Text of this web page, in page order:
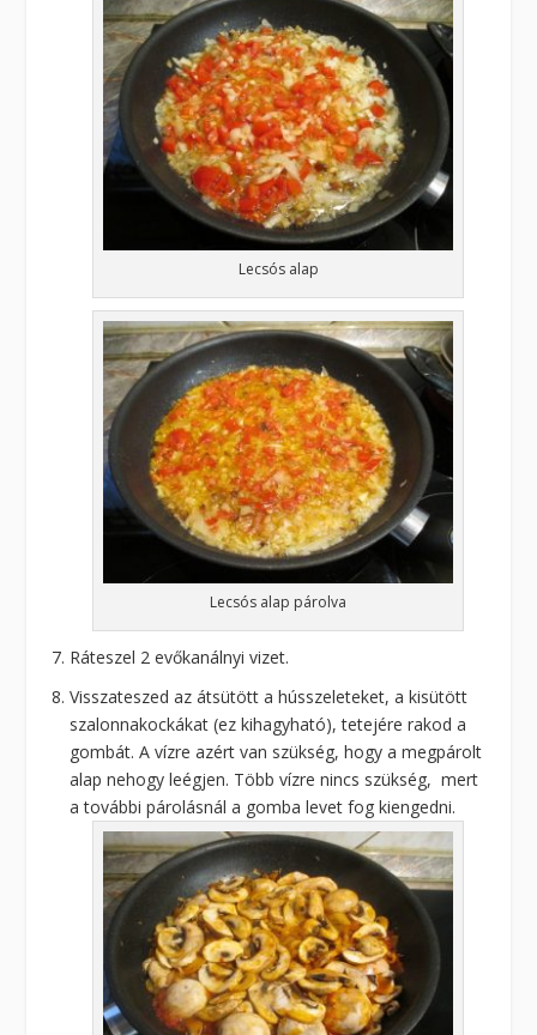
Lecsós alap
Lecsós alap párolva
Ráteszel 2 evőkanálnyi vizet.
Visszateszed az átsütött a hússzeleteket, a kisütött
szalonnakockákat (ez kihagyható), tetejére rakod a
gombát. A vízre azért van szükség, hogy a megpárolt
alap nehogy leégjen. Több vízre nincs szükség, mert
a további párolásnál a gomba levet fog kiengedni.